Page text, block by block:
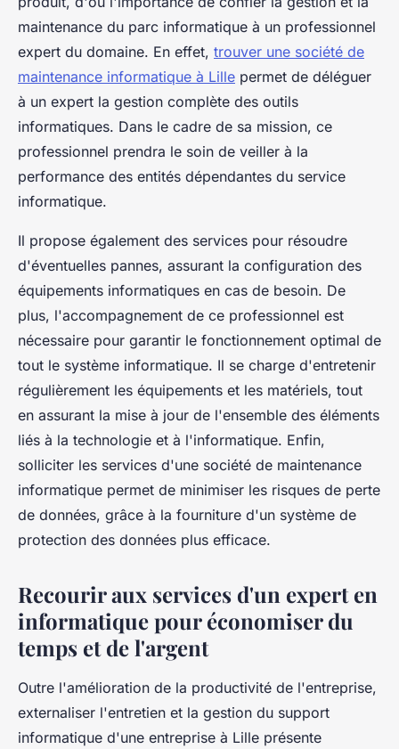
maintenance du parc informatique à un professionnel
expert du domaine. En effet, trouver une société de
maintenance informatique à Lille permet de déléguer
à un expert la gestion complète des outils
informatiques. Dans le cadre de sa mission, ce
professionnel prendra le soin de veiller à la
performance des entités dépendantes du service
informatique.
Il propose également des services pour résoudre
d'éventuelles pannes, assurant la configuration des
équipements informatiques en cas de besoin. De
plus, l'accompagnement de ce professionnel est
nécessaire pour garantir le fonctionnement optimal de
tout le système informatique. Il se charge d'entretenir
régulièrement les équipements et les matériels, tout
en assurant la mise à jour de l'ensemble des éléments
liés à la technologie et à l'informatique. Enfin,
solliciter les services d'une société de maintenance
informatique permet de minimiser les risques de perte
de données, grâce à la fourniture d'un système de
protection des données plus efficace.
Recourir aux services d'un expert en
informatique pour économiser du
temps et de l'argent
Outre l'amélioration de la productivité de l'entreprise,
externaliser l'entretien et la gestion du support
informatique d'une entreprise à Lille présente